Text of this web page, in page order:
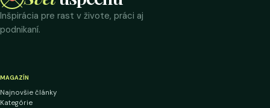
Inšpirácia pre rast v živote, práci aj
podnikaní.
MAGAZÍN
Najnovšie články
Kategórie